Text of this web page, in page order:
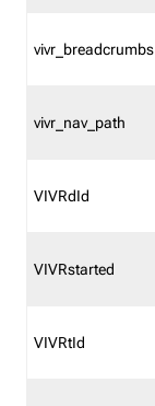
vivr_breadcrumbs
vivr_nav_path
VIVRdId
VIVRstarted
VIVRtId